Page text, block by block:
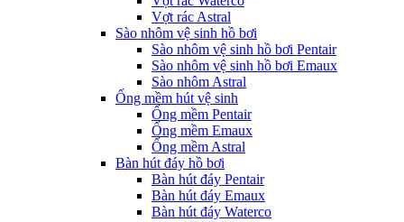
Vợt rác Astral
Sào nhôm vệ sinh hồ bơi
Sào nhôm vệ sinh hồ bơi Pentair
Sào nhôm vệ sinh hồ bơi Emaux
Sào nhôm Astral
Ống mềm hút vệ sinh
Ống mềm Pentair
Ống mềm Emaux
Ống mềm Astral
Bàn hút đáy hồ bơi
Bàn hút đáy Pentair
Bàn hút đáy Emaux
Bàn hút đáy Waterco